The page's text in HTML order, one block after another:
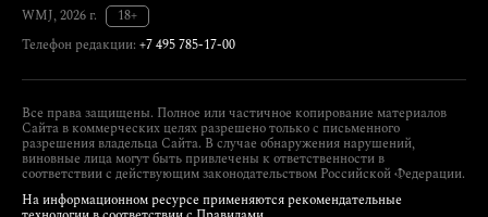
WMJ, 2026 г.
18+
Телефон редакции: +7 495 785-17-00
Все права защищены. Полное или частичное копирование материалов
Сайта в коммерческих целях разрешено только с письменного
разрешения владельца Сайта. В случае обнаружения нарушений,
виновные лица могут быть привлечены к ответственности в
соответствии с действующим законодательством Российской Федерации.
На информационном ресурсе применяются рекомендательные